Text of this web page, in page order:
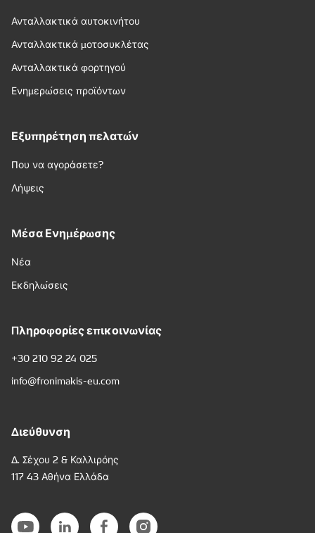
Ανταλλακτικά αυτοκινήτου
Ανταλλακτικά μοτοσυκλέτας
Ανταλλακτικά φορτηγού
Ενημερώσεις προϊόντων
Εξυπηρέτηση πελατών
Που να αγοράσετε?
Λήψεις
Μέσα Ενημέρωσης
Νέα
Εκδηλώσεις
Πληροφορίες επικοινωνίας
+30 210 92 24 025
info@fronimakis-eu.com
Διεύθυνση
Δ. Σέχου 2 & Καλλιρόης
117 43 Αθήνα Ελλάδα